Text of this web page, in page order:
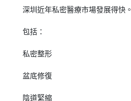
深圳近年私密醫療市場發展得快。
包括：
私密整形
盆底修復
陰道緊縮